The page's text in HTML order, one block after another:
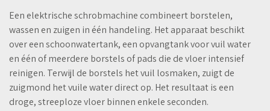
Een elektrische schrobmachine combineert borstelen,
wassen en zuigen in één handeling. Het apparaat beschikt
over een schoonwatertank, een opvangtank voor vuil water
en één of meerdere borstels of pads die de vloer intensief
reinigen. Terwijl de borstels het vuil losmaken, zuigt de
zuigmond het vuile water direct op. Het resultaat is een
droge, streeploze vloer binnen enkele seconden.